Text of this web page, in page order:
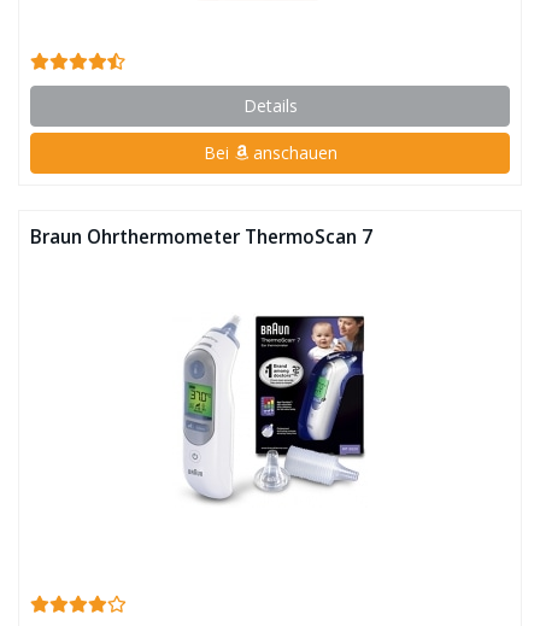
Details
Bei anschauen
Braun Ohrthermometer ThermoScan 7